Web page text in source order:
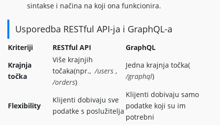
sintakse i načina na koji ona funkcionira.
Usporedba RESTful API-ja i GraphQL-a
Kriteriji RESTful API
GraphQL
Krajnja
točka
Više krajnjih
točaka(npr.,/users ,
/orders)
Jedna krajnja točka(
/graphql)
Flexibility
Klijenti dobivaju sve
podatke s poslužitelja
Klijenti dobivaju samo
podatke koji su im
potrebni